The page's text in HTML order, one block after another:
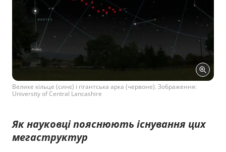
Велике кільце (синє) і гігантська арка (червоне). Зображення:
University of Central Lancashire
Як науковці пояснюють існування цих
мегаструктур